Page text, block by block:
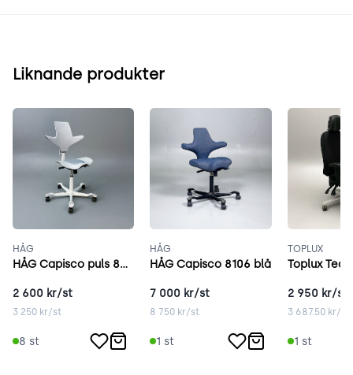
Liknande produkter
HÅG
HÅG Capisco puls 8010 grå
2 600 kr/st
3 250 kr/st
8 st
HÅG
HÅG Capisco 8106 blå
7 000 kr/st
8 750 kr/st
1 st
TOPLUX
Toplux
2 950 kr/st
3 687.50kr/st
1 st